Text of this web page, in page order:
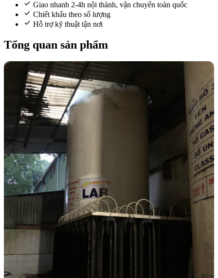
Giao nhanh 2-4h nội thành, vận chuyển toàn quốc
Chiết khấu theo số lượng
Hỗ trợ kỹ thuật tận nơi
Tổng quan sản phẩm